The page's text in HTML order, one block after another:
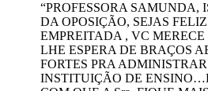
“PROFESSORA SAMUNDA,
DA OPOSIÇÃO, SEJAS
EMPREITADA , VC
LHE ESPERA DE BRAÇOS
FORTES PRA
INSTITUIÇÃO DE